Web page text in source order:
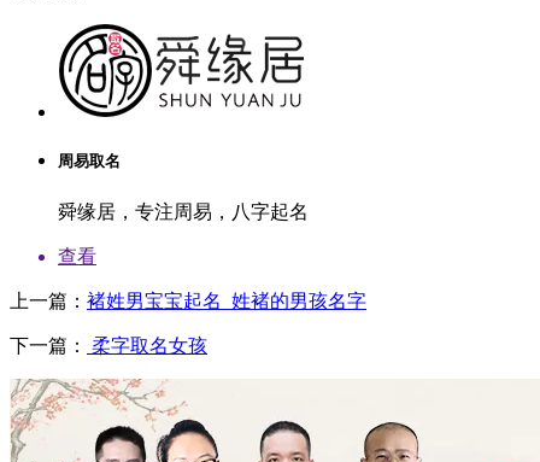
周易取名
舜缘居，专注周易，八字起名
查看
上一篇： 褚姓男宝宝起名_姓褚的男孩名字
下一篇： 柔字取名女孩